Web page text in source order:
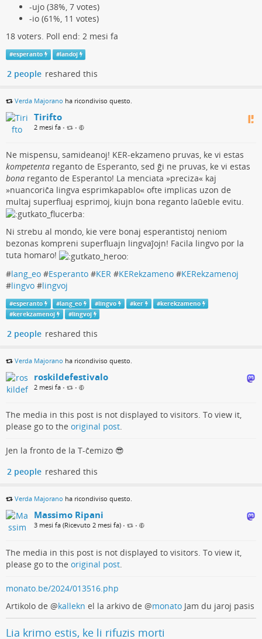
-ujo (38%, 7 votes)
-io (61%, 11 votes)
18 voters. Poll end: 2 mesi fa
#esperanto #landoj
2 people reshared this
Verda Majorano ha ricondiviso questo.
Tirifto
2 mesi fa • •
Ne mispensu, samideanoj! KER-ekzameno pruvas, ke vi estas
kompetenta reganto de Esperanto, sed ĝi ne pruvas, ke vi estas
bona reganto de Esperanto! La menciata »preciza« kaj
»nuancoriĉa lingva esprimkapablo« ofte implicas uzon de
multaj superfluaj esprimoj, kiujn bona reganto laŭeble evitu.
Ni strebu al mondo, kie vere bonaj esperantistoj neniom
bezonas kompreni superfluajn lingvaĵojn! Facila lingvo por la
tuta homaro!
#lang_eo #Esperanto #KER #KERekzameno #KERekzamenoj
#lingvo #lingvoj
#esperanto #lang_eo #lingvo #ker #kerekzameno
#kerekzamenoj #lingvoj
2 people reshared this
Verda Majorano ha ricondiviso questo.
roskildefestivalo
2 mesi fa • •
The media in this post is not displayed to visitors. To view it,
please go to the original post
Jen la fronto de la T-ĉemizo 😎
2 people reshared this
Verda Majorano ha ricondiviso questo.
Massimo Ripani
3 mesi fa (Ricevuto 2 mesi fa) • •
The media in this post is not displayed to visitors. To view it,
please go to the original post.
monato.be/2024/013516.php
Artikolo de @kallekn el la arkivo de @monato Jam du jaroj pasis
Lia krimo estis, ke li rifuzis morti